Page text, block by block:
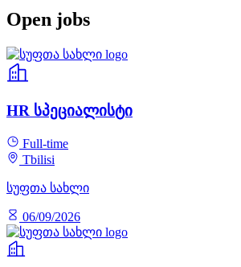
Open jobs
HR სპეციალისტი
Full-time
Tbilisi
სუფთა სახლი
06/09/2026